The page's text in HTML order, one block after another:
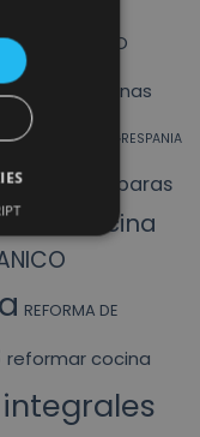
AZULEJO
cocinas
GRESPANIA
mamparas
cocina
REFORMA DE
reformar cocina